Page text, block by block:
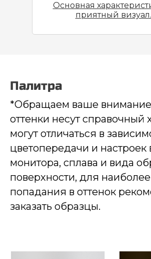
Основная
приятный визуал.
Палитра
*Обращаем ваше
оттенки несут справочный
могут отличаться в
цветопередачи и настроек
монитора, сплава и вида
поверхности, для
попадания в оттенок
заказать образцы.